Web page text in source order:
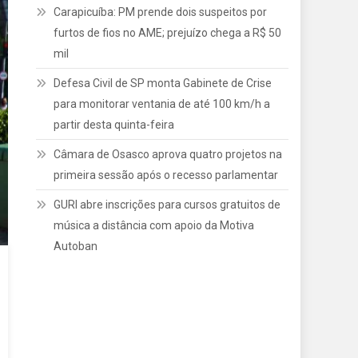
Carapicuíba: PM prende dois suspeitos por
furtos de fios no AME; prejuízo chega a R$ 50
mil
Defesa Civil de SP monta Gabinete de Crise
para monitorar ventania de até 100 km/h a
partir desta quinta-feira
Câmara de Osasco aprova quatro projetos na
primeira sessão após o recesso parlamentar
GURI abre inscrições para cursos gratuitos de
música a distância com apoio da Motiva
Autoban